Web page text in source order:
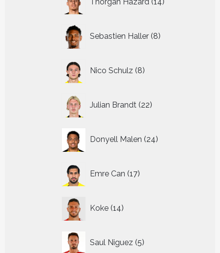
producten
Sebastien Haller 8
producten
Nico Schulz 8
producten
Julian Brandt 22
producten
Donyell Malen 24
producten
Emre Can 17
producten
Koke 14
producten
Saul Niguez 5
producten